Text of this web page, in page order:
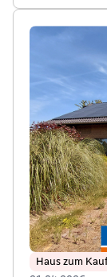
Haus zum